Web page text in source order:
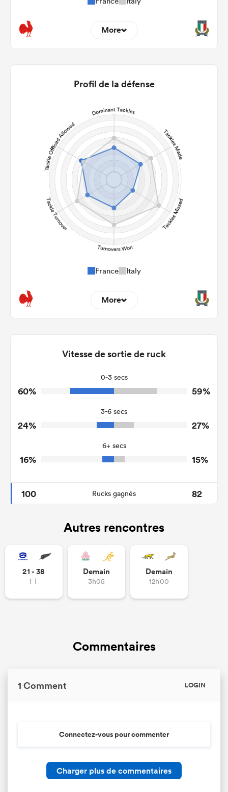
More
22m Conversion
Carries
Kicks
Post Contact Meters
Profil de la défense
France Italy
More
Tackles Made
Tackles Missed
4
7
2
3
Tackle Offload Allowed
Vitesse de sortie de ruck
0-3 secs
60% 59%
3-6 secs
24% 27%
6+ secs
16% 15%
100 Rucks gagnés 82
Autres rencontres
21 - 38
FT
Demain
3h05
Demain
12h00
Commentaires
1 Comment LOGIN
Connectez-vous pour commenter
Charger plus de commentaires